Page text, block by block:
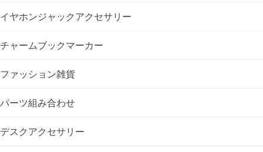
ョ
ン
イヤホンジャックアクセサリー
チャームブックマーカー
ファッション雑貨
パーツ組み合わせ
デスクアクセサリー